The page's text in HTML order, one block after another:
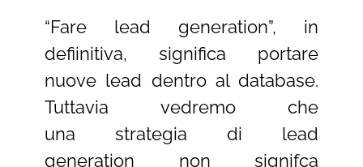
“Fare lead generation”, in
defiinitiva, significa portare
nuove lead dentro al database.
Tuttavia vedremo che
una strategia di lead
generation non signifca